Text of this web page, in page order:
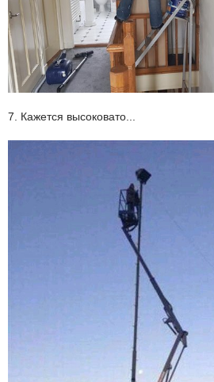
7. Кажется высоковато...